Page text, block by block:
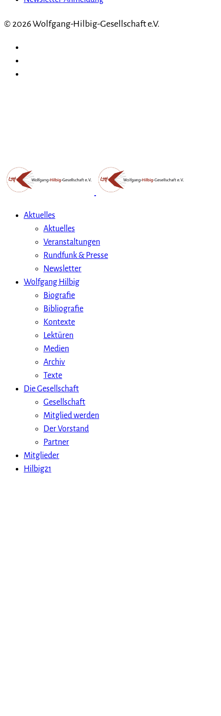
© 2026 Wolfgang-Hilbig-Gesellschaft e.V.
Aktuelles
Aktuelles
Veranstaltungen
Rundfunk & Presse
Newsletter
Wolfgang Hilbig
Biografie
Bibliografie
Kontexte
Lektüren
Medien
Archiv
Texte
Die Gesellschaft
Gesellschaft
Mitglied werden
Der Vorstand
Partner
Mitglieder
Hilbig21